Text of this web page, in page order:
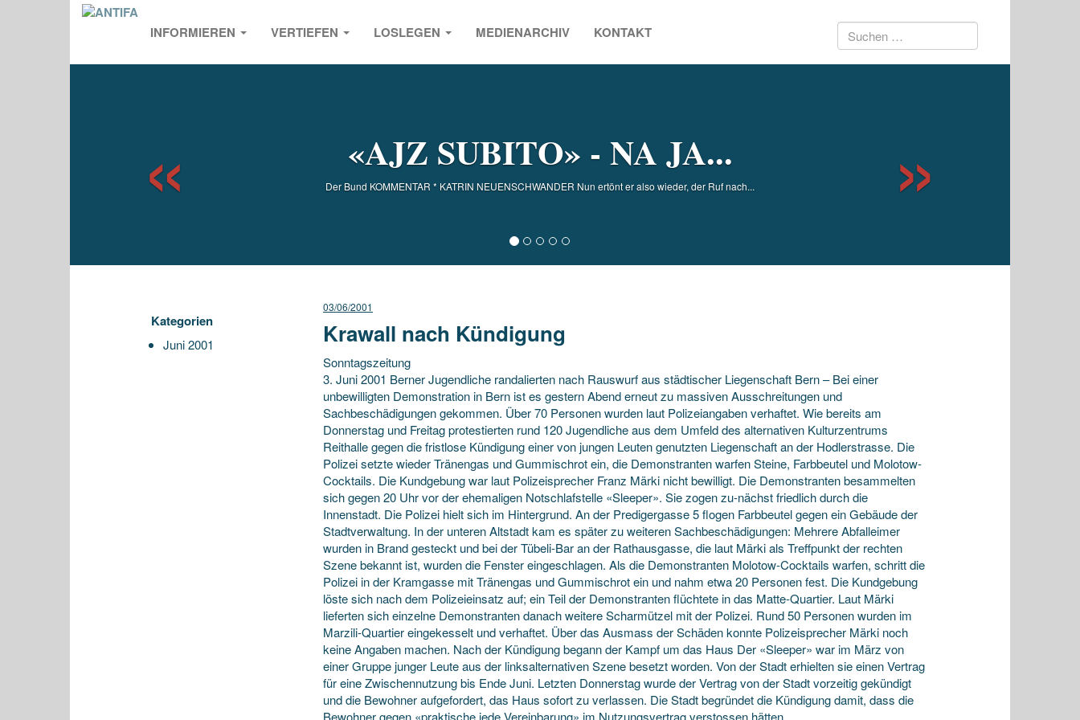
INFORMIEREN VERTIEFEN LOSLEGEN MEDIENARCHIV KONTAKT Suchen
«AJZ SUBITO» - NA JA...
Der Bund KOMMENTAR * KATRIN NEUENSCHWANDER Nun ertönt er also wieder, der Ruf nach...
Kategorien
Juni 2001
03/06/2001
Krawall nach Kündigung
Sonntagszeitung
3. Juni 2001 Berner Jugendliche randalierten nach Rauswurf aus städtischer Liegenschaft Bern – Bei einer
unbewilligten Demonstration in Bern ist es gestern Abend erneut zu massiven Ausschreitungen und
Sachbeschädigungen gekommen. Über 70 Personen wurden laut Polizeiangaben verhaftet. Wie bereits am
Donnerstag und Freitag protestierten rund 120 Jugendliche aus dem Umfeld des alternativen Kulturzentrums
Reithalle gegen die fristlose Kündigung einer von jungen Leuten genutzten Liegenschaft an der Hodlerstrasse. Die
Polizei setzte wieder Tränengas und Gummischrot ein, die Demonstranten warfen Steine, Farbbeutel und Molotow-
Cocktails. Die Kundgebung war laut Polizeisprecher Franz Märki nicht bewilligt. Die Demonstranten besammelten
sich gegen 20 Uhr vor der ehemaligen Notschlafstelle «Sleeper». Sie zogen zu-nächst friedlich durch die
Innenstadt. Die Polizei hielt sich im Hintergrund. An der Predigergasse 5 flogen Farbbeutel gegen ein Gebäude der
Stadtverwaltung. In der unteren Altstadt kam es später zu weiteren Sachbeschädigungen: Mehrere Abfalleimer
wurden in Brand gesteckt und bei der Tübeli-Bar an der Rathausgasse, die laut Märki als Treffpunkt der rechten
Szene bekannt ist, wurden die Fenster eingeschlagen. Als die Demonstranten Molotow-Cocktails warfen, schritt die
Polizei in der Kramgasse mit Tränengas und Gummischrot ein und nahm etwa 20 Personen fest. Die Kundgebung
löste sich nach dem Polizeieinsatz auf; ein Teil der Demonstranten flüchtete in das Matte-Quartier. Laut Märki
lieferten sich einzelne Demonstranten danach weitere Scharmützel mit der Polizei. Rund 50 Personen wurden im
Marzili-Quartier eingekesselt und verhaftet. Über das Ausmass der Schäden konnte Polizeisprecher Märki noch
keine Angaben machen. Nach der Kündigung begann der Kampf um das Haus Der «Sleeper» war im März von
einer Gruppe junger Leute aus der linksalternativen Szene besetzt worden. Von der Stadt erhielten sie einen Vertrag
für eine Zwischennutzung bis Ende Juni. Letzten Donnerstag wurde der Vertrag von der Stadt vorzeitig gekündigt
und die Bewohner aufgefordert, das Haus sofort zu verlassen. Die Stadt begründet die Kündigung damit, dass die
Bewohner gegen «praktische jede Vereinbarung» im Nutzungsvertrag verstossen hätten.